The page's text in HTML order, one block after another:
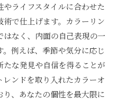
目指す美容師への道
るためのヒント
ーダーシップスキル
にする成長の可能性
自己成長の方法
想を実現する環境
ライフスタイルに合わせた
で仕上げます。カラーリン
はなく、内面の自己表現の一
例えば、季節や気分に応じ
な発見や自信を得ることが
ンドを取り入れたカラーオ
、あなたの個性を最大限に